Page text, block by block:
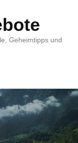
Geheimtipps und